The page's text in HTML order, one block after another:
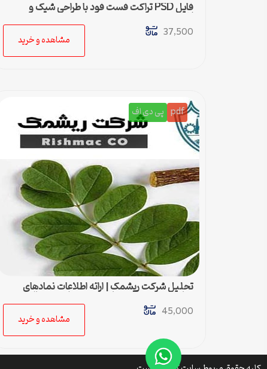
فایل PSD تراکت فست فود با طراحی شیک و
37,500
مشاهده و خرید
pdf پی دی اف
تحلیل شرکت ریشمک | ارائه اطلاعات نمادهای
45,000
مشاهده و خرید